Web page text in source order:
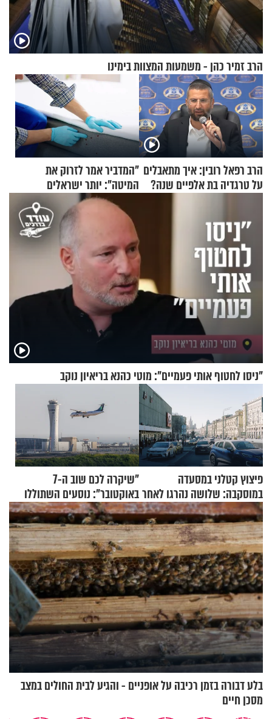
הרב זמיר כהן - משמעות המצוות בימינו
הרב רפאל רובין: איך מתאבלים
על טרגדיה בת אלפיים שנה?
"המדביר אמר לזרוק את
המיטה": יותר ישראלים
מדווחים על מכת פשפשי
המיטה
"ניסו לחטוף אותי פעמיים": מוטי כהנא בריאיון נוקב
פיצוץ קטלני במסעדה
במוסקבה: שלושה נהרגו לאחר
שמטען שנשאה אישה התפוצץ
"שיקרה לכם שוב ה-7
באוקטובר": נוסעים השתוללו
בטיסה לפרנקפורט ונעצרו
לאחר שתקפו שוטרים
בלע דבורה בזמן רכיבה על אופניים - והגיע לבית החולים במצב
מסכן חיים